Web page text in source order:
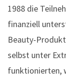
1988 die
finanziell
Beauty-
selbst unter
funktionierten,